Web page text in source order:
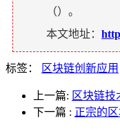
（）。
本文地址：
标签： 区块链创新应用
上一篇: 区块链
下一篇 : 正宗的